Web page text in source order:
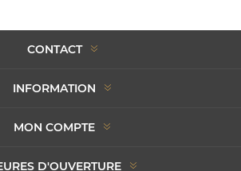
CONTACT
INFORMATION
MON COMPTE
D'OUVERTURE